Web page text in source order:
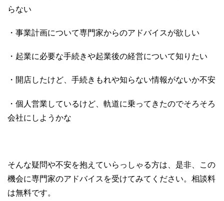
らない
・事業計画について専門家からのアドバイスが欲しい
・起業に必要な手続きや起業後の経営について知りたい
・開店したけど、手続きもれや知らない情報がないか不安
・個人営業しているけど、軌道に乗ってきたのでそろそろ
会社にしようかな
そんな疑問や不安を抱えていらっしゃる方は、是非、この
機会に専門家のアドバイスを受けてみてください。相談料
は無料です。